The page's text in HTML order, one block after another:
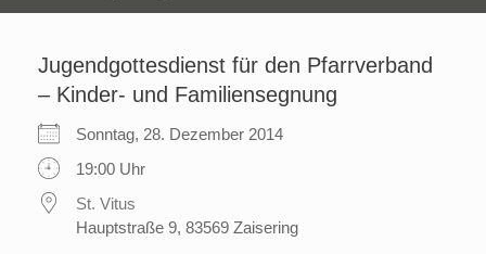
Jugendgottesdienst für den Pfarrverband
– Kinder- und Familiensegnung
Sonntag, 28. Dezember 2014
19:00 Uhr
St. Vitus
Hauptstraße 9, 83569 Zaisering